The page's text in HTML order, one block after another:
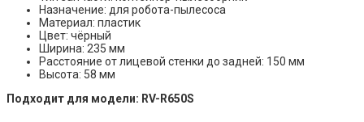
Назначение: для робота-пылесоса
Материал: пластик
Цвет: чёрный
Ширина: 235 мм
Расстояние от лицевой стенки до задней: 150 мм
Высота: 58 мм
Подходит для модели: RV-R650S